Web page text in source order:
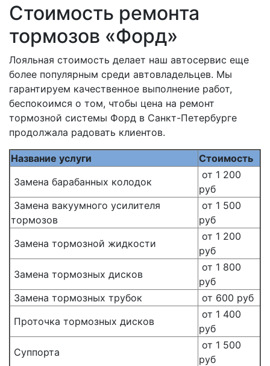
Стоимость ремонта
тормозов «Форд»
Лояльная стоимость делает наш автосервис еще
более популярным среди автовладельцев. Мы
гарантируем качественное выполнение работ,
беспокоимся о том, чтобы цена на ремонт
тормозной системы Форд в Санкт-Петербурге
продолжала радовать клиентов.
Название услуги
Стоимость
Замена барабанных колодок
от 1 200
руб
Замена вакуумного усилителя
тормозов
от 1 500
руб
Замена тормозной жидкости
от 1 200
руб
Замена тормозных дисков
от 1 800
руб
Замена тормозных трубок
от 600 руб
Проточка тормозных дисков
от 1 400
руб
Суппорта
от 1 500
руб